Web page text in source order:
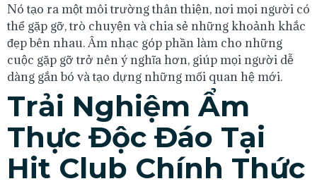
Nó tạo ra một môi trường thân thiện, nơi mọi người có
thể gặp gỡ, trò chuyện và chia sẻ những khoảnh khắc
đẹp bên nhau. Âm nhạc góp phần làm cho những
cuộc gặp gỡ trở nên ý nghĩa hơn, giúp mọi người dễ
dàng gắn bó và tạo dựng những mối quan hệ mới.
Trải Nghiệm Ẩm
Thực Độc Đáo Tại
Hit Club Chính Thức